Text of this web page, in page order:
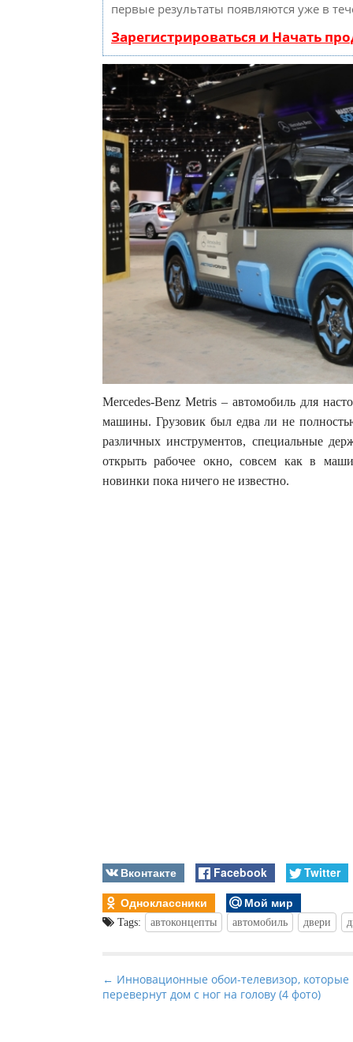
первые результаты появляются уже в
Зарегистрироваться и Начать
Mercedes-Benz Мetris – автомобиль для
машины. Грузовик был едва ли не
различных инструментов, специальные
открыть рабочее окно, совсем как в
новинки пока ничего не известно.
Вконтакте Facebook
Twitter
Одноклассники
Мой мир
Tags: автоконцепты автомобиль двери
P
o
← Инновационные обои-телевизор, которые
перевернут дом с ног на голову (4 фото)